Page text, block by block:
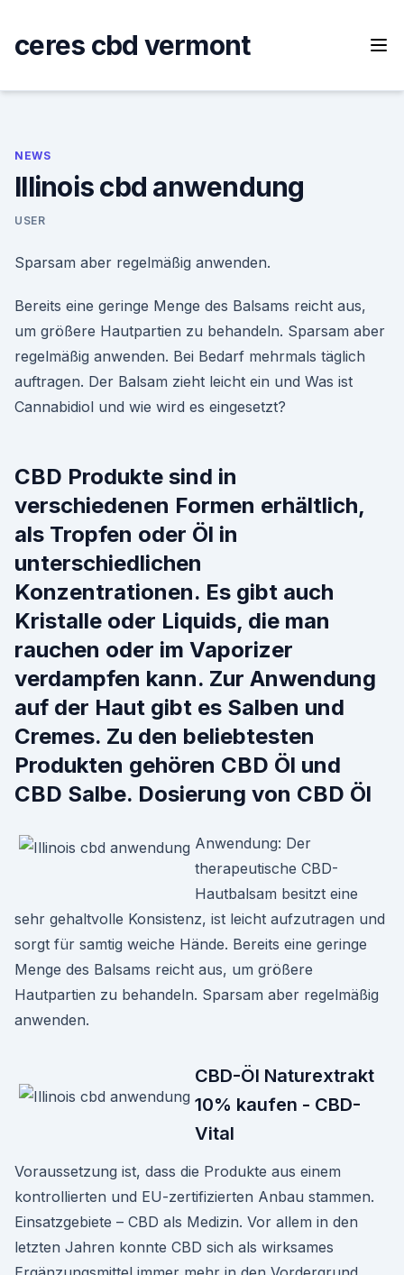
content
ceres cbd vermont
NEWS
Illinois cbd anwendung
USER
Sparsam aber regelmäßig anwenden.
Bereits eine geringe Menge des Balsams reicht aus,
um größere Hautpartien zu behandeln. Sparsam aber
regelmäßig anwenden. Bei Bedarf mehrmals täglich
auftragen. Der Balsam zieht leicht ein und Was ist
Cannabidiol und wie wird es eingesetzt?
CBD Produkte sind in
verschiedenen Formen erhältlich,
als Tropfen oder Öl in
unterschiedlichen
Konzentrationen. Es gibt auch
Kristalle oder Liquids, die man
rauchen oder im Vaporizer
verdampfen kann. Zur Anwendung
auf der Haut gibt es Salben und
Cremes. Zu den beliebtesten
Produkten gehören CBD Öl und
CBD Salbe. Dosierung von CBD Öl
Anwendung: Der
therapeutische CBD-
Hautbalsam besitzt eine
sehr gehaltvolle Konsistenz, ist leicht aufzutragen und
sorgt für samtig weiche Hände. Bereits eine geringe
Menge des Balsams reicht aus, um größere
Hautpartien zu behandeln. Sparsam aber regelmäßig
anwenden.
CBD-Öl Naturextrakt
10% kaufen - CBD-
Vital
Voraussetzung ist, dass die Produkte aus einem
kontrollierten und EU-zertifizierten Anbau stammen.
Einsatzgebiete – CBD als Medizin. Vor allem in den
letzten Jahren konnte CBD sich als wirksames